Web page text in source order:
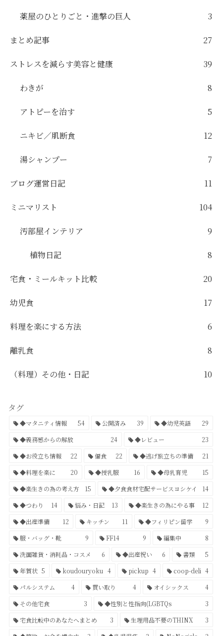
薬屋のひとりごと・進撃の巨人 3
まとめ記事 27
ストレスを減らす美容と健康 39
わきが 8
アトピーを治す 5
ニキビ／肌断食 12
湯シャンプー 7
ブログ運営日記 11
ミニマリスト 104
汚部屋インテリア 9
植物日記 8
宅食・ミールキット比較 20
幼児食 17
料理を楽にする方法 6
離乳食 8
（料理）その他・日記 10
タグ
◆マタニティ情報 54 公開済み 39 ◆幼児英語
29
◆義務感からの解放
24 ◆レビュー
23
◆お役立ち情報
22 偏食 22 ◆逃げ旅立ちの準備
21
◆料理を楽に
20 ◆授乳服 16 ◆母乳育児
15
◆楽生きの為の考え方
15 ◆夕食食材宅配サービスヨシケイ
14
◆つわり
14 悩み・日記 13 ◆楽生きの為にやる事
12
◆出産準備
12 キッチン 11 ◆フィリピン留学
9
服・バッグ・靴
9 FF14 9 編集中
8
洗面雑貨・消耗品・コスメ
6 ◆出産祝い 6 書類
5
年賀状 5 koudouryoku 4 pickup 4 coop-deli 4
パルシステム
4 買い取り 4 オイシックス
4
その他宅食
3 ◆性別と性指向(LGBTQs
3
宅食比較中のあなたへまとめ
3 生理用品不要のTHINX
3